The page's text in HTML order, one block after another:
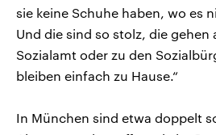
sie keine Schuhe haben, wo es
Und die sind so stolz, die gehen
Sozialamt oder zu den
bleiben einfach zu Hause.“
In München sind etwa doppelt